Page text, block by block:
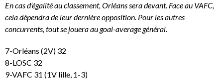
En cas d’égalité au classement, Orléans sera devant. Face au VAFC,
cela dépendra de leur dernière opposition. Pour les autres
concurrents, tout se jouera au goal-average général.
7-Orléans (2V) 32
8-LOSC 32
9-VAFC 31 (1V lille, 1-3)